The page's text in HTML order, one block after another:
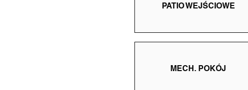
PATIO WEJŚCIOWE
MECH. POKÓJ